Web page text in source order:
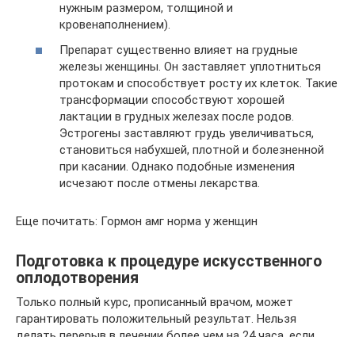
нужным размером, толщиной и
кровенаполнением).
Препарат существенно влияет на грудные
железы женщины. Он заставляет уплотниться
протокам и способствует росту их клеток. Такие
трансформации способствуют хорошей
лактации в грудных железах после родов.
Эстрогены заставляют грудь увеличиваться,
становиться набухшей, плотной и болезненной
при касании. Однако подобные изменения
исчезают после отмены лекарства.
Еще почитать: Гормон амг норма у женщин
Подготовка к процедуре искусственного
оплодотворения
Только полный курс, прописанный врачом, может
гарантировать положительный результат. Нельзя